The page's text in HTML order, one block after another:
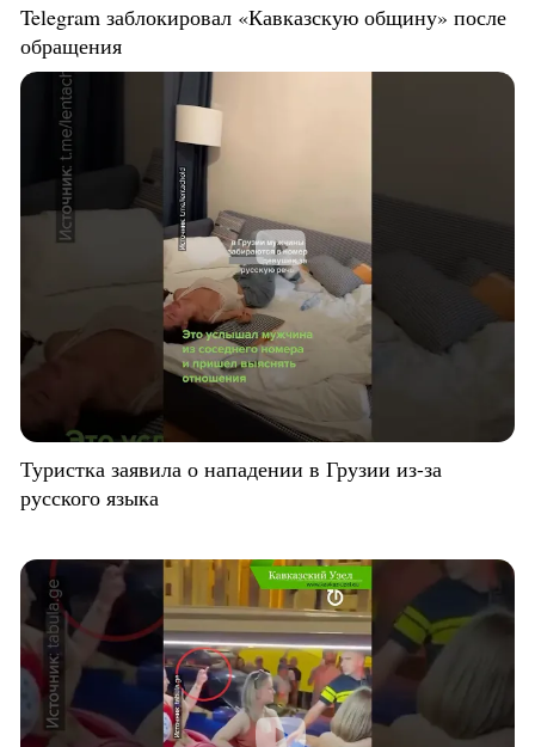
Telegram заблокировал «Кавказскую общину» после
обращения
Туристка заявила о нападении в Грузии из-за
русского языка